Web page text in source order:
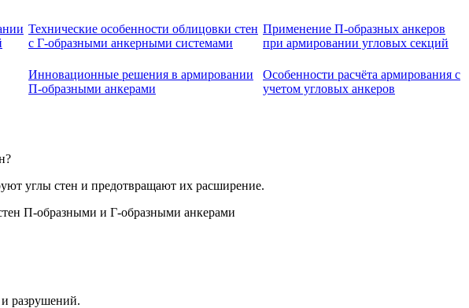
Технические особенности облицовки стен
с Г-образными анкерными системами
Применение П-образных анкеров
при армировании угловых секций
Инновационные решения в армировании
П-образными анкерами
Особенности расчёта армирования с
учетом угловых анкеров
углы стен и предотвращают их расширение.
разрушений.